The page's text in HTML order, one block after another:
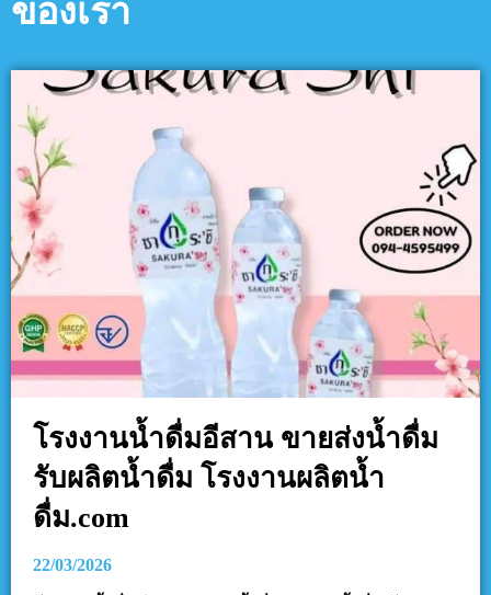
ของเรา
โรงงานน้ำดื่มอีสาน ขายส่งน้ำดื่ม
รับผลิตน้ำดื่ม โรงงานผลิตน้ำ
ดื่ม.com
22/03/2026